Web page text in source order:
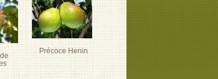
Précoce Henin